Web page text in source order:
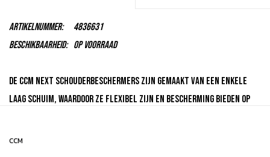
Artikelnummer:
4836631
Beschikbaarheid: Op voorraad
De CCM Next schouderbeschermers zijn gemaakt van een enkele
laag schuim, waardoor ze flexibel zijn en bescherming bieden op
impact. De maat van de schouderbeschermers is aan te passen via
CCM